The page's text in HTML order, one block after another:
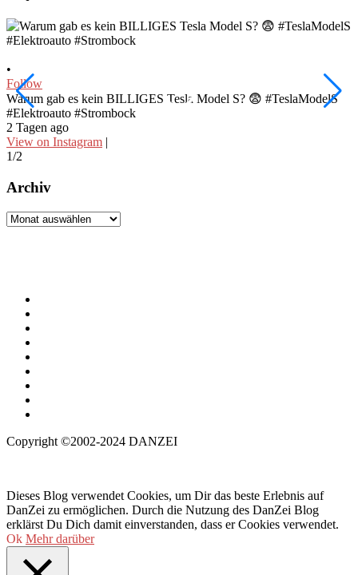
•
Follow
Warum gab es kein BILLIGES Tesla Model S? 😨 #TeslaModelS
#Elektroauto #Strombock
2 Tagen ago
View on Instagram |
1/2
Archiv
Archiv
Copyright ©2002-2024 DANZEI
Dieses Blog verwendet Cookies, um Dir das beste Erlebnis auf
DanZei zu ermöglichen. Durch die Nutzung des DanZei Blog
erklärst Du Dich damit einverstanden, dass er Cookies verwendet.
Ok Mehr darüber